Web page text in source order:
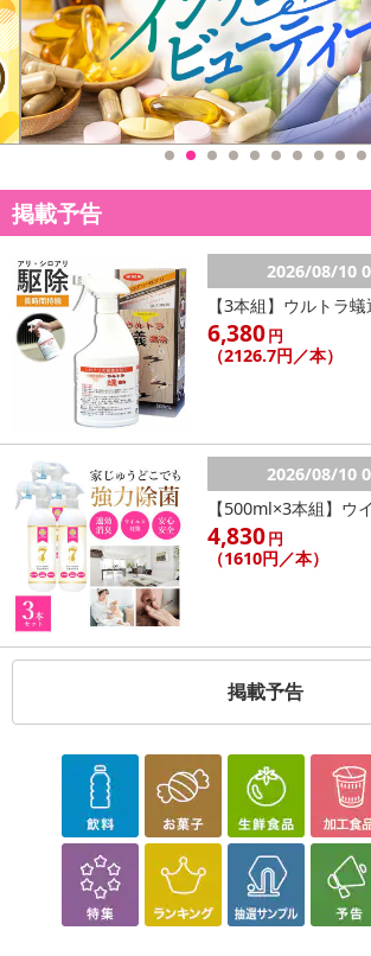
掲載予告
2026/08/10
【3本組】ウルトラ
6,380円
（2126.7円／本）
2026/08/10
【500ml×3本組】ウ
4,830円
（1610円／本）
掲載予告